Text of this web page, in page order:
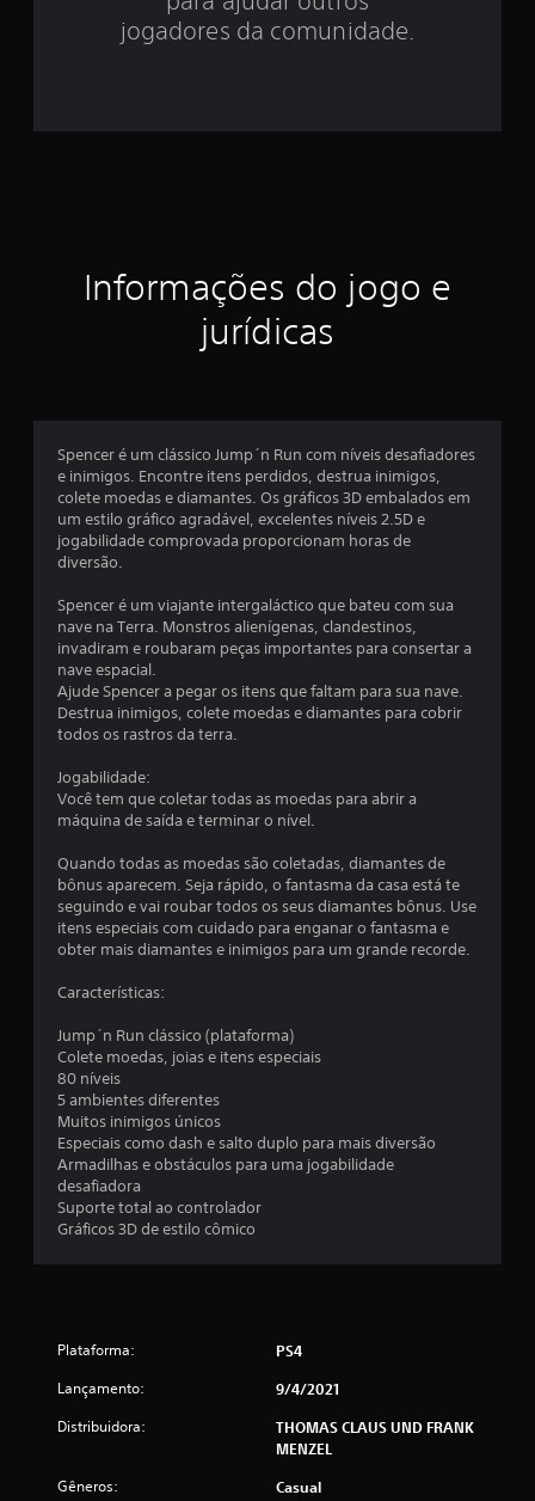
e
s
e
m
m
t
o
d
e
2
a
i
a
jogadores da comunidade.
Informações do jogo e
jurídicas
Spencer é um clássico Jump´n Run com níveis desafiadores
e inimigos. Encontre itens perdidos, destrua inimigos,
colete moedas e diamantes. Os gráficos 3D embalados em
um estilo gráfico agradável, excelentes níveis 2.5D e
jogabilidade comprovada proporcionam horas de
diversão.
Spencer é um viajante intergaláctico que bateu com sua
nave na Terra. Monstros alienígenas, clandestinos,
invadiram e roubaram peças importantes para consertar a
nave espacial.
Ajude Spencer a pegar os itens que faltam para sua nave.
Destrua inimigos, colete moedas e diamantes para cobrir
todos os rastros da terra.
Jogabilidade:
Você tem que coletar todas as moedas para abrir a
máquina de saída e terminar o nível.
Quando todas as moedas são coletadas, diamantes de
bônus aparecem. Seja rápido, o fantasma da casa está te
seguindo e vai roubar todos os seus diamantes bônus. Use
itens especiais com cuidado para enganar o fantasma e
obter mais diamantes e inimigos para um grande recorde.
Características:
Jump´n Run clássico (plataforma)
Colete moedas, joias e itens especiais
80 níveis
5 ambientes diferentes
Muitos inimigos únicos
Especiais como dash e salto duplo para mais diversão
Armadilhas e obstáculos para uma jogabilidade
desafiadora
Suporte total ao controlador
Gráficos 3D de estilo cômico
Plataforma: PS4
Lançamento: 9/4/2021
Distribuidora:
THOMAS CLAUS UND FRANK
MENZEL
Gêneros: Casual